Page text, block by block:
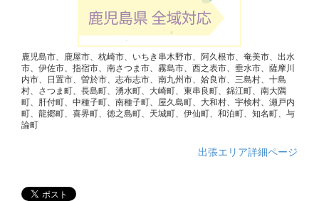
鹿児島市、鹿屋市、枕崎市、いちき串木野市、阿久根市、奄美市、出水
市、伊佐市、指宿市、南さつま市、霧島市、西之表市、垂水市、薩摩川
内市、日置市、曽於市、志布志市、南九州市、姶良市、三島村、十島
村、さつま町、長島町、湧水町、大崎町、東串良町、錦江町、南大隅
町、肝付町、中種子町、南種子町、屋久島町、大和村、宇検村、瀬戸内
町、龍郷町、喜界町、徳之島町、天城町、伊仙町、和泊町、知名町、与
論町
出張エリア詳細ページ